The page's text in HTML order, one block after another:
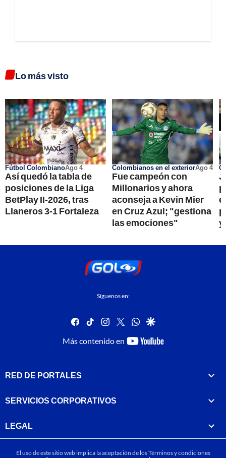
Lo más visto
Fútbol ColombianoAgo 4
Así quedó la tabla de
posiciones de la Liga
BetPlay II-2026, tras
Llaneros 3-1 Fortaleza
Colombianos en el exteriorAgo 4
Fue campeón con
Millonarios y ahora
aconseja a Kevin Mier
en Cruz Azul; "gestiona
las emociones"
y
Síguenos en:
facebook
tiktok instagram
twitterwhatsapp
google
Más contenido en
youtube-
RED DE PORTALES
SERVICIOS CORPORATIVOS
LEGAL
El uso de este sitio web implica la aceptación de losTérminos y condiciones